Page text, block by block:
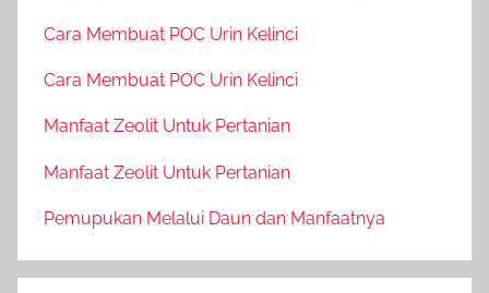
Cara Membuat POC Urin Kelinci
Cara Membuat POC Urin Kelinci
Manfaat Zeolit Untuk Pertanian
Manfaat Zeolit Untuk Pertanian
Pemupukan Melalui Daun dan Manfaatnya